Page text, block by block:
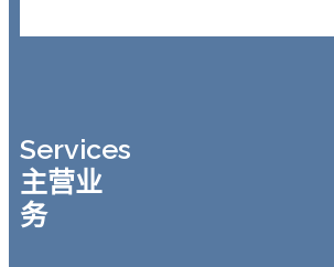
Services
主营业
务